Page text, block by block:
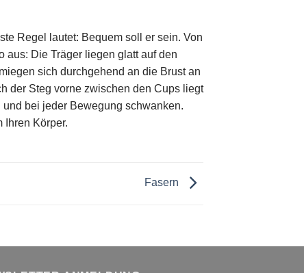
Regel lautet: Bequem soll er sein. Von
aus: Die Träger liegen glatt auf den
sich durchgehend an die Brust an
der Steg vorne zwischen den Cups liegt
bei jeder Bewegung schwanken.
Ihren Körper.
Fasern